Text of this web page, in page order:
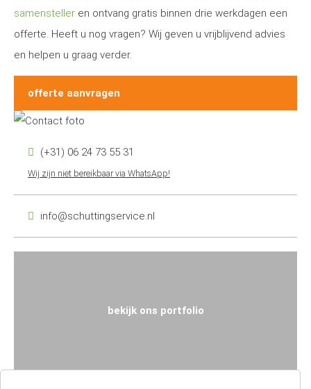
samensteller en ontvang gratis binnen drie werkdagen een
offerte. Heeft u nog vragen? Wij geven u vrijblijvend advies
en helpen u graag verder.
offerte aanvragen
(+31) 06 24 73 55 31
Wij zijn niet bereikbaar via WhatsApp!
info@schuttingservice.nl
bekijk ons portfolio